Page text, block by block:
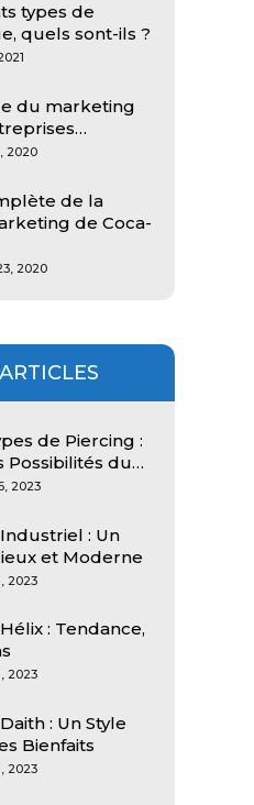
types de
quels sont-ils ?
du marketing
2020
de la
de Coca-
2020
de Piercing :
Possibilités du…
2023
: Un
et Moderne
2023
: Tendance,
2023
: Un Style
Bienfaits
2023